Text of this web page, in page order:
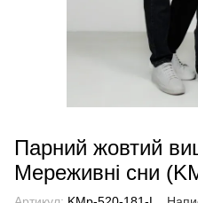
Парний жовтий
Мереживні сни